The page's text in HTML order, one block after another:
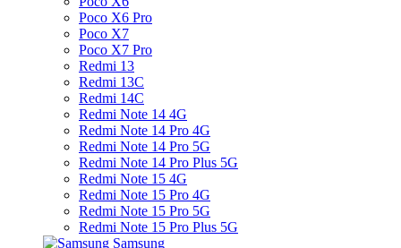
Poco X6 Pro
Poco X7
Poco X7 Pro
Redmi 13
Redmi 13C
Redmi 14C
Redmi Note 14 4G
Redmi Note 14 Pro 4G
Redmi Note 14 Pro 5G
Redmi Note 14 Pro Plus 5G
Redmi Note 15 4G
Redmi Note 15 Pro 4G
Redmi Note 15 Pro 5G
Redmi Note 15 Pro Plus 5G
Samsung